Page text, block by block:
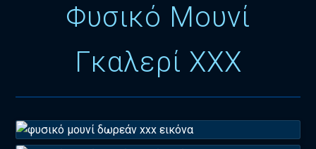
Φυσικό Μουνί
Γκαλερί XXX